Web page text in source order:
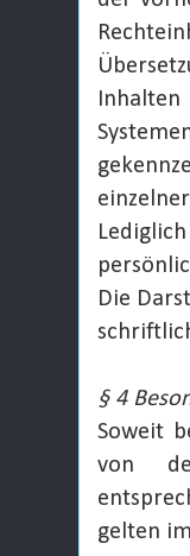
Die
§ 4
Soweit
von
gelten